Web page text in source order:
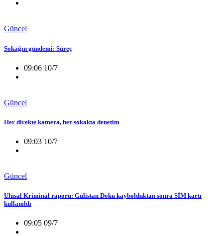
Güncel
Sokağın gündemi: Süreç
09:06 10/7
Güncel
Her direkte kamera, her sokakta denetim
09:03 10/7
Güncel
Ulusal Kriminal raporu: Gülistan Doku kaybolduktan sonra SİM kartı
kullanıldı
09:05 09/7